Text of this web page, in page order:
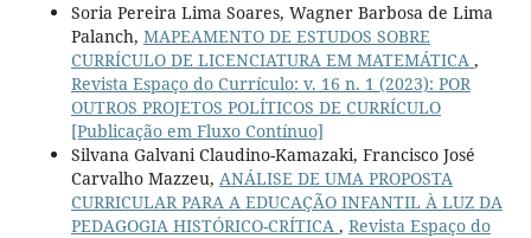
Soria Pereira Lima Soares, Wagner Barbosa de Lima
Palanch, MAPEAMENTO DE ESTUDOS SOBRE
CURRÍCULO DE LICENCIATURA EM MATEMÁTICA ,
Revista Espaço do Currículo: v. 16 n. 1 (2023): POR
OUTROS PROJETOS POLÍTICOS DE CURRÍCULO
[Publicação em Fluxo Contínuo]
Silvana Galvani Claudino-Kamazaki, Francisco José
Carvalho Mazzeu, ANÁLISE DE UMA PROPOSTA
CURRICULAR PARA A EDUCAÇÃO INFANTIL À LUZ DA
PEDAGOGIA HISTÓRICO-CRÍTICA , Revista Espaço do